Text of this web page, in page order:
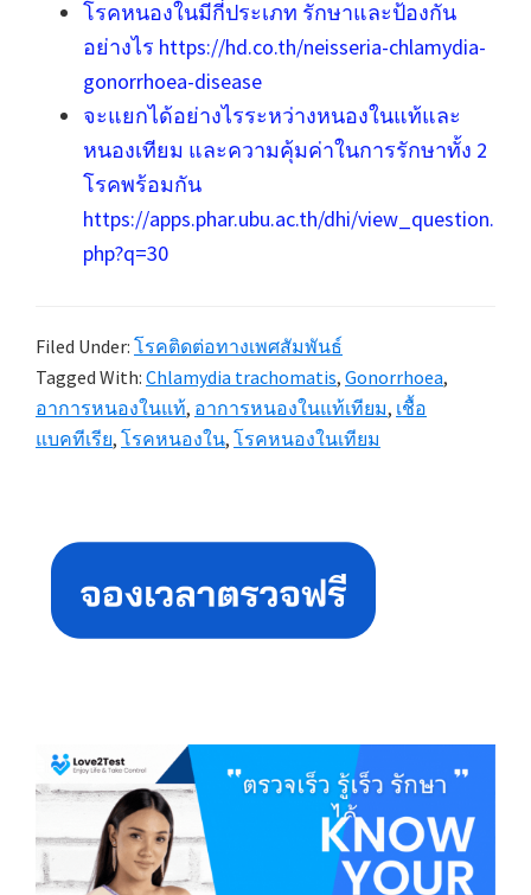
โรคหนองในมีกี่ประเภท รักษาและป้องกัน
อย่างไร https://hd.co.th/neisseria-chlamydia-
gonorrhoea-disease
จะแยกได้อย่างไรระหว่างหนองในแท้และ
หนองเทียม และความคุ้มค่าในการรักษาทั้ง 2
โรคพร้อมกัน
https://apps.phar.ubu.ac.th/dhi/view_question.
php?q=30
Filed Under: โรคติดต่อทางเพศสัมพันธ์
Tagged With: Chlamydia trachomatis, Gonorrhoea,
อาการหนองในแท้, อาการหนองในแท้เทียม, เชื้อ
แบคทีเรีย, โรคหนองใน, โรคหนองในเทียม
Sidebar